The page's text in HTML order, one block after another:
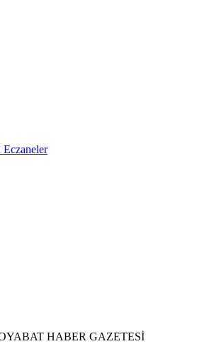
Eczaneler
HABER GAZETESİ